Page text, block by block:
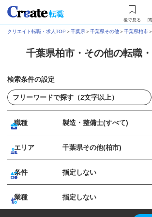
後で見る
クリエイト転職・求人TOP ＞千葉県＞千葉県その他＞千葉県柏市＞
千葉県柏市・その他の転職
検索条件の設定
職種 製造・整備士(すべて)
エリア 千葉県その他(柏市)
条件 指定しない
業種 指定しない